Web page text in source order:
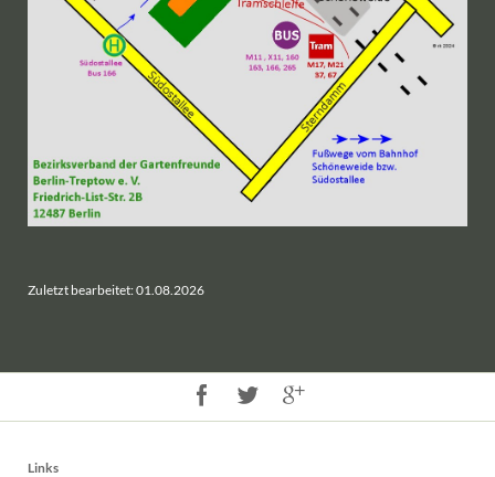
Zuletzt bearbeitet: 01.08.2026
Links